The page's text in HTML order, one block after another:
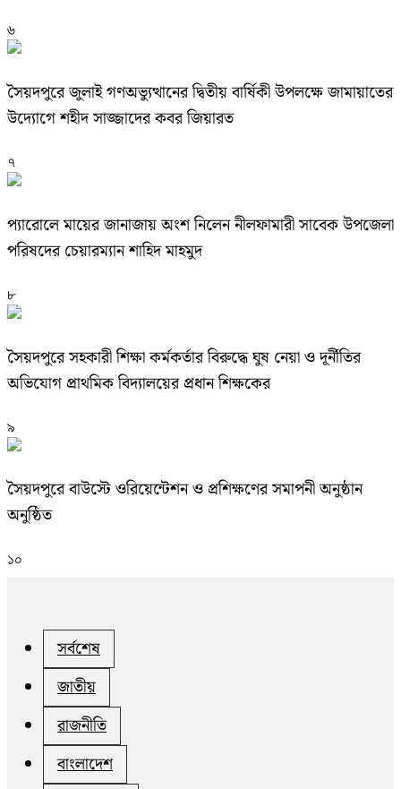
৬
সৈয়দপুরে জুলাই গণঅভ্যুত্থানের দ্বিতীয় বার্ষিকী উপলক্ষে জামায়াতের
উদ্যোগে শহীদ সাজ্জাদের কবর জিয়ারত
৭
প্যারোলে মায়ের জানাজায় অংশ নিলেন নীলফামারী সাবেক উপজেলা
পরিষদের চেয়ারম্যান শাহিদ মাহমুদ
৮
সৈয়দপুরে সহকারী শিক্ষা কর্মকর্তার বিরুদ্ধে ঘুষ নেয়া ও দূর্নীতির
অভিযোগ প্রাথমিক বিদ্যালয়ের প্রধান শিক্ষকের
৯
সৈয়দপুরে বাউস্টে ওরিয়েন্টেশন ও প্রশিক্ষণের সমাপনী অনুষ্ঠান
অনুষ্ঠিত
১০
সর্বশেষ
জাতীয়
রাজনীতি
বাংলাদেশ